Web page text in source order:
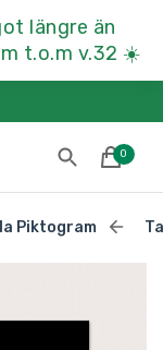
längre än
t.o.m v.32 ☀️
0
Piktogram